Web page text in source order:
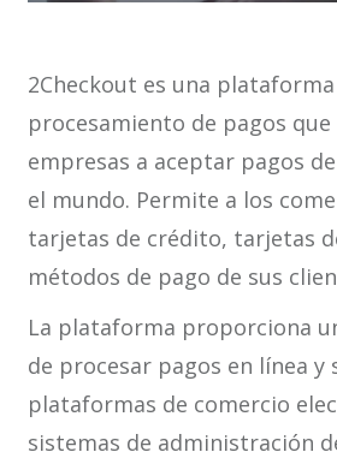
2Checkout es una
procesamiento de pagos que
empresas a aceptar pagos
el mundo. Permite a los
tarjetas de crédito, tarjetas
métodos de pago de sus
La plataforma proporciona
de procesar pagos en línea y
plataformas de comercio
sistemas de administración